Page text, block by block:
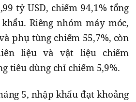
tỷ USD, chiếm 94,1% tổng
Riêng nhóm máy móc,
phụ tùng chiếm 55,7%, còn
liệu và vật liệu chiếm
tiêu dùng chỉ chiếm 5,9%.
5, nhập khẩu đạt khoảng